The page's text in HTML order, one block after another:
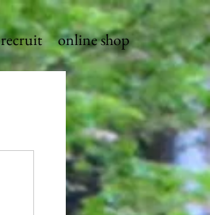
recruit online shop